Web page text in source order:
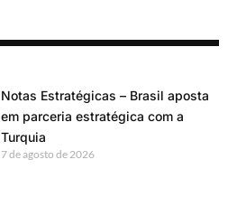
Notas Estratégicas – Brasil aposta
em parceria estratégica com a
Turquia
7 de agosto de 2026